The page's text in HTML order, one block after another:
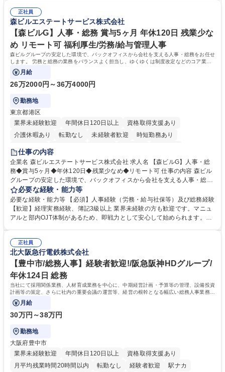
万～・残業10H◆食品原料・健康食品の商社
演算ができる方 ・業務ルールや指示を理解し、行動できる方 学歴・資格
学歴：大学院 大学 短大 語学力： 資格：
正社員
森ビルエステートサービス株式会社
【森ビルG】人事・総務 賞与5ヶ月 年休120日 残業少な
め リモート可 福利厚生/労務/給与管理人事
森ビルグループの安定した環境で、バックオフィスから会社を支える人事・総務をお任せ
します。 労務と総務の業務をバランスよく担当し、ゆくゆくは制度改定などのコア業務
にも挑戦できる、やりがいある環境です。
月給
26万2000円～36万4000円
勤務地
東京都港区
業界未経験歓迎
年間休日120日以上
資格取得支援あり
介護休暇あり
転勤なし 未経験者歓迎
時短勤務あり
経験者歓迎
完全週休2日制
交通費支給 長期歓迎 駅近5分以内 土日祝休み
仕事の内容
企業名 森ビルエステートサービス株式会社 求人名 【森ビルG】人事・総
務◆賞与5ヶ月◆年休120日◆残業少なめ◆リモート可 仕事の内容 森ビル
グループの安定した環境で、バックオフィスから会社を支える人事・総務
をお任せします。 労務と総務の業務をバランスよく担当し、ゆくゆくは制
度改定などのコア業務にも挑戦できる、やりがいある環境です。 ■勤怠管
理、給与計算、社会保険手続き、年末調整等の労務管理全般 ■入退社手続
き、社内規定の改定や人事制度改定などのコア業務 ■社内イベントの企画
でも質問・相談できる環境が整っているため、安心して成長できます。 募
集職種 【森ビルG】人事・総務◆賞与5ヶ月◆年休120日◆残業少なめ◆
リモート可
必要な経験・能力等
必要な経験・能力等 【必須】人事経験（労務・給与社保等）及び総務経験
【歓迎】経理実務経験、簿記3級以上 業界未経験の方も歓迎です。マニュ
アルと部内OJT体制があるため、即戦力として安心して始められます。
務に挑戦できるため、自身の成長と組織への貢献度をダイレクトに実感で
きます。 残業少なめ、週1日リモート可など、ワークライフバランスを保
ち長期活躍できる環境です。 「これまでの幅広い経験を活かし、長期的な
キャリアを築きたい」という前向きな意欲と挑戦を全力で応援します。 学
歴・資格 学歴：大学院 大学 高専 短大 専修学校 高校 語学力： 資格：日商
簿記検定1級 日商簿記検定2級 日商簿記検定3級
正社員
北大阪急行電鉄株式会社
【豊中市/総務人事】経験者歓迎!/阪急阪神HDグループ/
年休124日 総務
当社にて採用関係業務、人材育成業務を中心に、中期経営計画・予算等の管理、設備投資
計画等の策定、さらに社内の重要会議の運営等、経営の根幹となる幅広い総務人事業務全
般を担当していただきます。
月給
30万円～38万円
勤務地
大阪府豊中市
業界未経験歓迎
年間休日120日以上
資格取得支援あり
月平均残業時間20時間以内
転勤なし 経験者歓迎 駅ナカ